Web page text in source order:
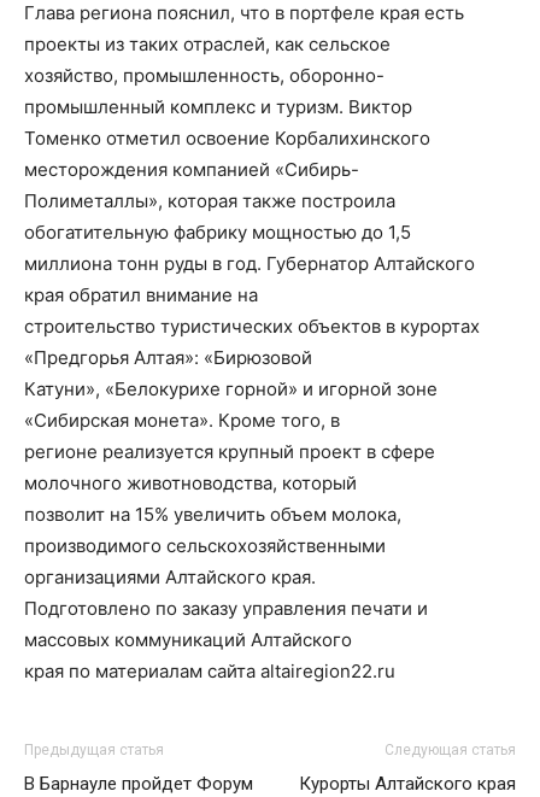
Глава региона пояснил, что в портфеле края есть
проекты из таких отраслей, как сельское
хозяйство, промышленность, оборонно-
промышленный комплекс и туризм. Виктор
Томенко отметил освоение Корбалихинского
месторождения компанией «Сибирь-
Полиметаллы», которая также построила
обогатительную фабрику мощностью до 1,5
миллиона тонн руды в год. Губернатор Алтайского
края обратил внимание на
строительство туристических объектов в курортах
«Предгорья Алтая»: «Бирюзовой
Катуни», «Белокурихе горной» и игорной зоне
«Сибирская монета». Кроме того, в
регионе реализуется крупный проект в сфере
молочного животноводства, который
позволит на 15% увеличить объем молока,
производимого сельскохозяйственными
организациями Алтайского края.
Подготовлено по заказу управления печати и
массовых коммуникаций Алтайского
края по материалам сайта altairegion22.ru
Предыдущая статья
В Барнауле пройдет Форум
Следующая статья
Курорты Алтайского края